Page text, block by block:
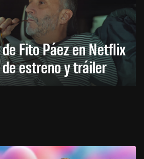
Fito Páez en Netflix
estreno y tráiler